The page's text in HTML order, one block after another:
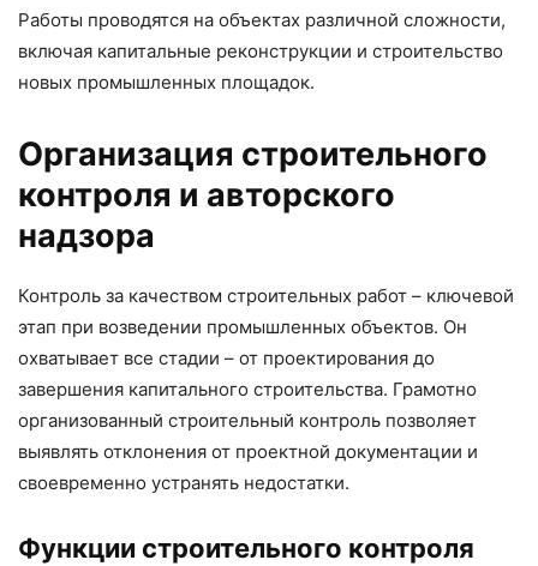
Работы проводятся на объектах различной сложности,
включая капитальные реконструкции и строительство
новых промышленных площадок.
Организация строительного
контроля и авторского
надзора
Контроль за качеством строительных работ – ключевой
этап при возведении промышленных объектов. Он
охватывает все стадии – от проектирования до
завершения капитального строительства. Грамотно
организованный строительный контроль позволяет
выявлять отклонения от проектной документации и
своевременно устранять недостатки.
Функции строительного контроля